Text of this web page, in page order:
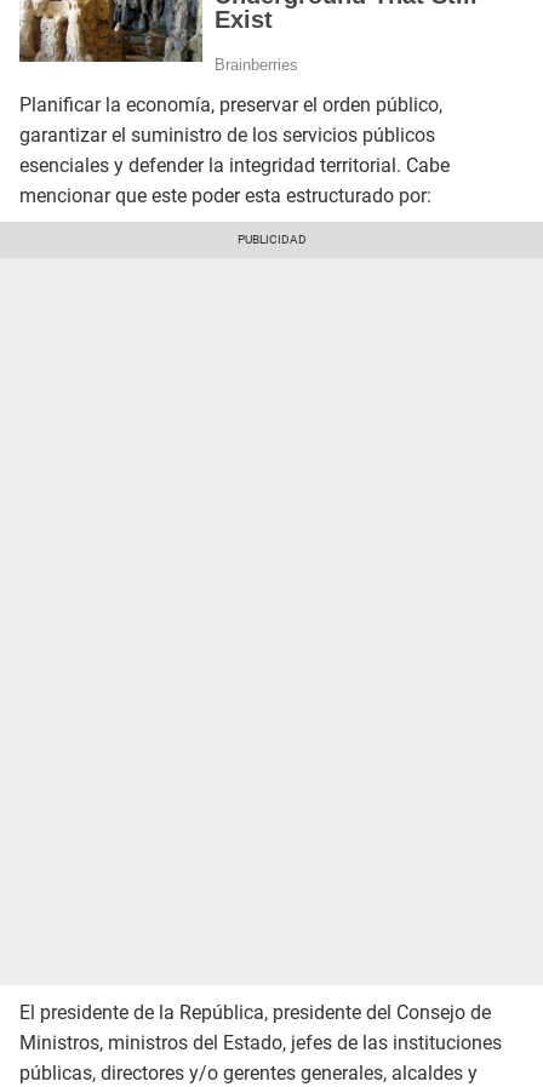
Planificar la economía, preservar el orden público,
garantizar el suministro de los servicios públicos
esenciales y defender la integridad territorial. Cabe
mencionar que este poder esta estructurado por:
El presidente de la República, presidente del Consejo de
Ministros, ministros del Estado, jefes de las instituciones
públicas, directores y/o gerentes generales, alcaldes y